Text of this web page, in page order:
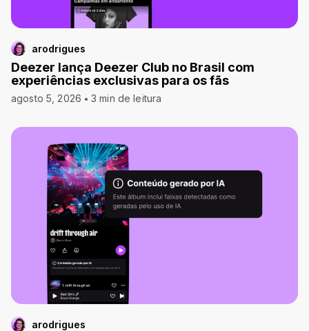
arodrigues
Deezer lança Deezer Club no Brasil com
experiências exclusivas para os fãs
agosto 5, 2026 3 min de leitura
arodrigues